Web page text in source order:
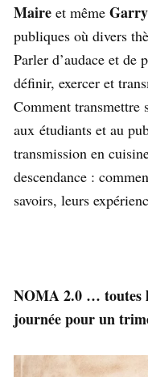
Maire et même
publiques où divers
Parler d’audace et
définir, exercer et
Comment
aux étudiants et au
transmission en
descendance :
savoirs, leurs
NOMA 2.0 … toutes
journée pour un